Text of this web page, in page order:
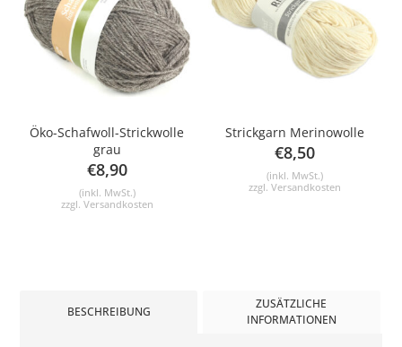
BESCHREIBUNG
ZUSÄTZLICHE
INFORMATIONEN
Öko-Schafwoll-Strickwolle
grau
€8,90
(inkl. MwSt.)
zzgl. Versandkosten
Strickgarn Merinowolle
€8,50
(inkl. MwSt.)
zzgl.Versandkosten